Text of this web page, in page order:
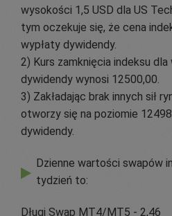
wysokości 1,5 USD dla US
tym oczekuje się, że cena
wypłaty dywidendy.
2) Kurs zamknięcia indeksu
dywidendy wynosi 12500,00.
3) Zakładając brak innych sił
otworzy się na poziomie
dywidendy.
Dzienne wartości swapów
tydzień to:
Długi Swap MT4/MT5 - 2,46